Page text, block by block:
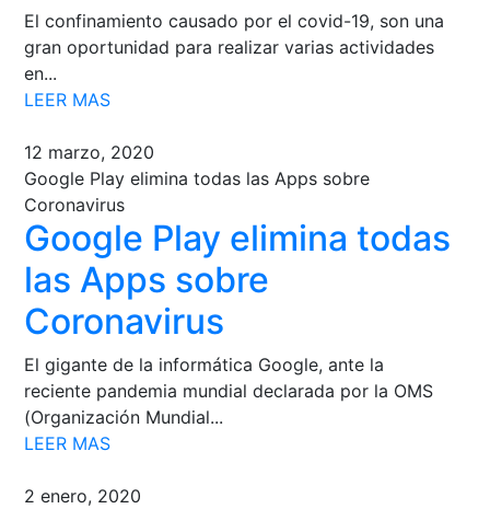
El confinamiento causado por el covid-19, son una
gran oportunidad para realizar varias actividades
en...
LEER MAS
12 marzo, 2020
Google Play elimina todas las Apps sobre
Coronavirus
Google Play elimina todas
las Apps sobre
Coronavirus
El gigante de la informática Google, ante la
reciente pandemia mundial declarada por la OMS
(Organización Mundial...
LEER MAS
2 enero, 2020